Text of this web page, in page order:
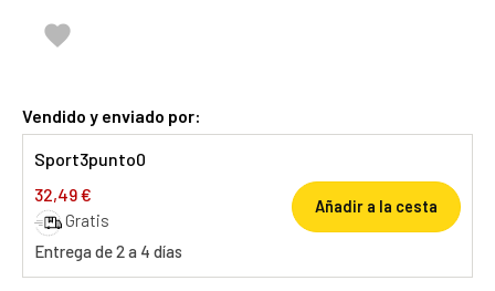

Vendido y enviado por:
Sport3punto0
32,49 €
Gratis
Entrega de 2 a 4 días
Añadir a la cesta